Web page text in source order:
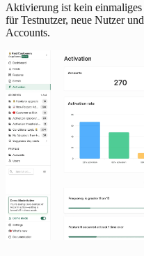
Aktivierung ist kein
für Testnutzer, neue Nutzer
Accounts.